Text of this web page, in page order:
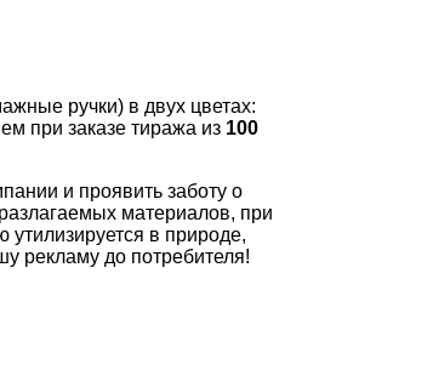
ручки) в двух цветах:
при заказе тиража из 100
и проявить заботу о
материалов, при
в природе,
рекламу до потребителя!